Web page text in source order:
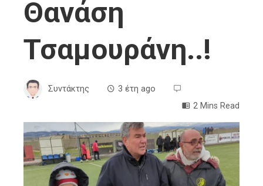
Θανάση
Τσαμουράνη..!
Συντάκτης
3 έτη ago
2 Mins Read